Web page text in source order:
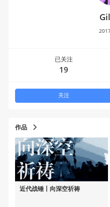
作品
近代战锤丨向深空祈祷
已关注
19
关注